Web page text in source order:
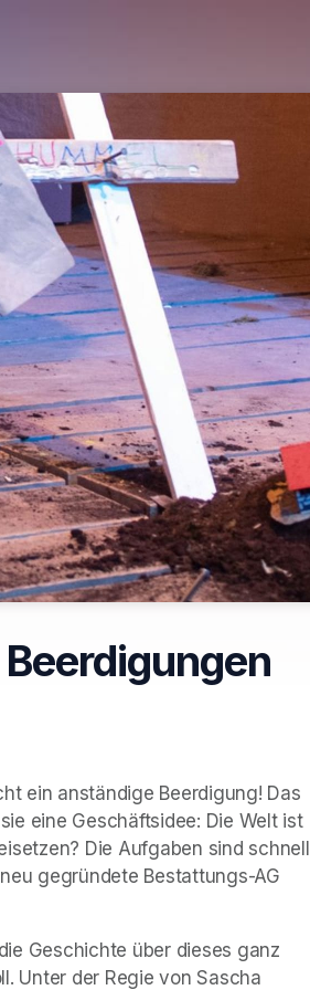
ein anständige Beerdigung! Das
eine Geschäftsidee: Die Welt ist
Die Aufgaben sind schnell
gegründete Bestattungs-AG
Geschichte über dieses ganz
Unter der Regie von Sascha